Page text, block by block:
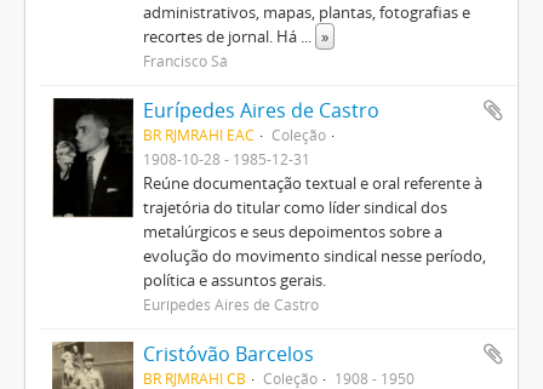
administrativos, mapas, plantas, fotografias e
recortes de jornal. Há ... »
Francisco Sá
Eurípedes Aires de Castro
BR RJMRAHI EAC
Coleção
1908-10-28 - 1985-12-31
Reúne documentação textual e oral referente à
trajetória do titular como líder sindical dos
metalúrgicos e seus depoimentos sobre a
evolução do movimento sindical nesse período,
política e assuntos gerais.
Eurípedes Aires de Castro
Cristóvão Barcelos
BR RJMRAHI CB Coleção 1908 - 1950